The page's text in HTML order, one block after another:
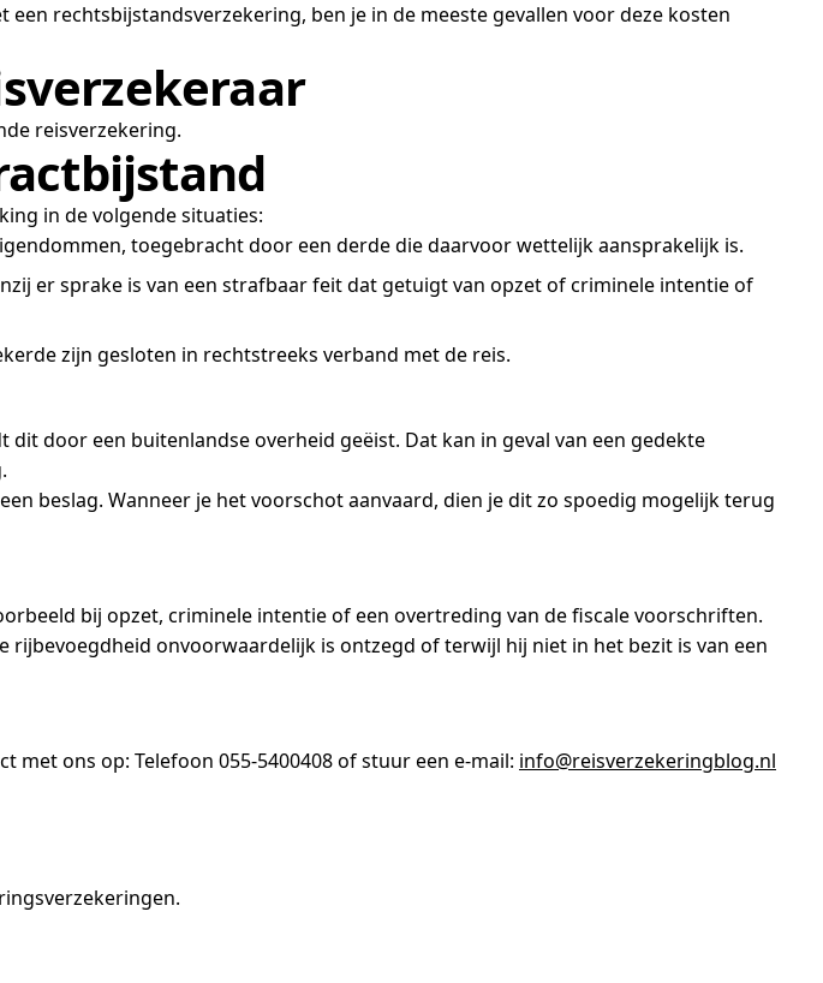
rechtsbijstandsverzekering, ben je in de meeste gevallen voor deze kosten
reisverzekering.
in de volgende situaties:
toegebracht door een derde die daarvoor wettelijk aansprakelijk is.
er sprake is van een strafbaar feit dat getuigt van opzet of criminele intentie of
zijn gesloten in rechtstreeks verband met de reis.
door een buitenlandse overheid geëist. Dat kan in geval van een gedekte
beslag. Wanneer je het voorschot aanvaard, dien je dit zo spoedig mogelijk terug
bij opzet, criminele intentie of een overtreding van de fiscale voorschriften.
onvoorwaardelijk is ontzegd of terwijl hij niet in het bezit is van een
met ons op: Telefoon 055-5400408 of stuur een e-mail: info@reisverzekeringblog.nl